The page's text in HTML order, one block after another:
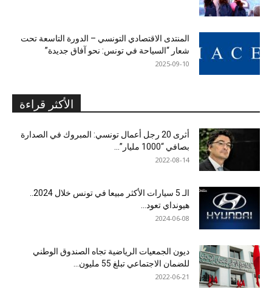
المنتدى الاقتصادي التونسي – الدورة التاسعة تحت
شعار “السياحة في تونس: نحو آفاق جديدة”
2025-09-10
الأكثر قراءة
أثرى 20 رجل أعمال تونسي: المبروك في الصدارة
بصافي “1000 مليار”...
2022-08-14
هيونداي تعود...
2024-06-08
ديون الجمعيات الرياضية تجاه الصندوق الوطني
للضمان الاجتماعي تبلغ 55 مليون...
2022-06-21